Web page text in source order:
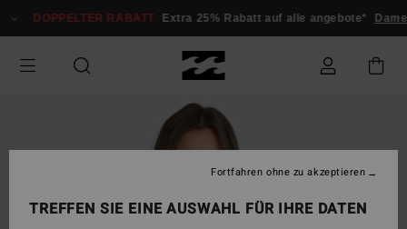
zur
springen
DOPPELTER RABATT Extra 25% Rabatt auf alle angebote* Damen
TREFFEN SIE EINE AUSWAHL FÜR IHRE DATEN
Fortfahren ohne zu akzeptieren